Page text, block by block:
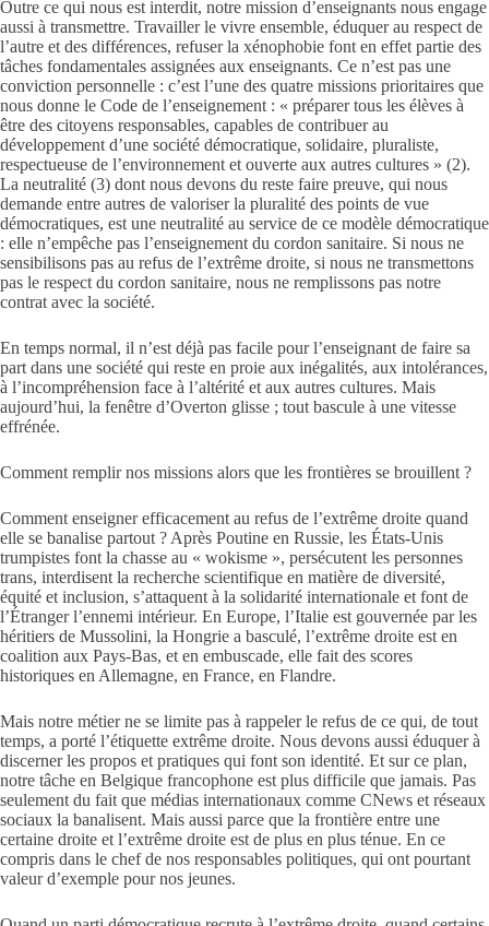
Outre ce qui nous est interdit, notre mission d’enseignants nous engage
aussi à transmettre. Travailler le vivre ensemble, éduquer au respect de
l’autre et des différences, refuser la xénophobie font en effet partie des
tâches fondamentales assignées aux enseignants. Ce n’est pas une
conviction personnelle : c’est l’une des quatre missions prioritaires que
nous donne le Code de l’enseignement : « préparer tous les élèves à
être des citoyens responsables, capables de contribuer au
développement d’une société démocratique, solidaire, pluraliste,
respectueuse de l’environnement et ouverte aux autres cultures » (2).
La neutralité (3) dont nous devons du reste faire preuve, qui nous
demande entre autres de valoriser la pluralité des points de vue
démocratiques, est une neutralité au service de ce modèle démocratique
: elle n’empêche pas l’enseignement du cordon sanitaire. Si nous ne
sensibilisons pas au refus de l’extrême droite, si nous ne transmettons
pas le respect du cordon sanitaire, nous ne remplissons pas notre
contrat avec la société.
En temps normal, il n’est déjà pas facile pour l’enseignant de faire sa
part dans une société qui reste en proie aux inégalités, aux intolérances,
à l’incompréhension face à l’altérité et aux autres cultures. Mais
aujourd’hui, la fenêtre d’Overton glisse ; tout bascule à une vitesse
effrénée.
Comment remplir nos missions alors que les frontières se brouillent ?
Comment enseigner efficacement au refus de l’extrême droite quand
elle se banalise partout ? Après Poutine en Russie, les États-Unis
trumpistes font la chasse au « wokisme », persécutent les personnes
trans, interdisent la recherche scientifique en matière de diversité,
équité et inclusion, s’attaquent à la solidarité internationale et font de
l’Étranger l’ennemi intérieur. En Europe, l’Italie est gouvernée par les
héritiers de Mussolini, la Hongrie a basculé, l’extrême droite est en
coalition aux Pays-Bas, et en embuscade, elle fait des scores
historiques en Allemagne, en France, en Flandre.
Mais notre métier ne se limite pas à rappeler le refus de ce qui, de tout
temps, a porté l’étiquette extrême droite. Nous devons aussi éduquer à
discerner les propos et pratiques qui font son identité. Et sur ce plan,
notre tâche en Belgique francophone est plus difficile que jamais. Pas
seulement du fait que médias internationaux comme CNews et réseaux
sociaux la banalisent. Mais aussi parce que la frontière entre une
certaine droite et l’extrême droite est de plus en plus ténue. En ce
compris dans le chef de nos responsables politiques, qui ont pourtant
valeur d’exemple pour nos jeunes.